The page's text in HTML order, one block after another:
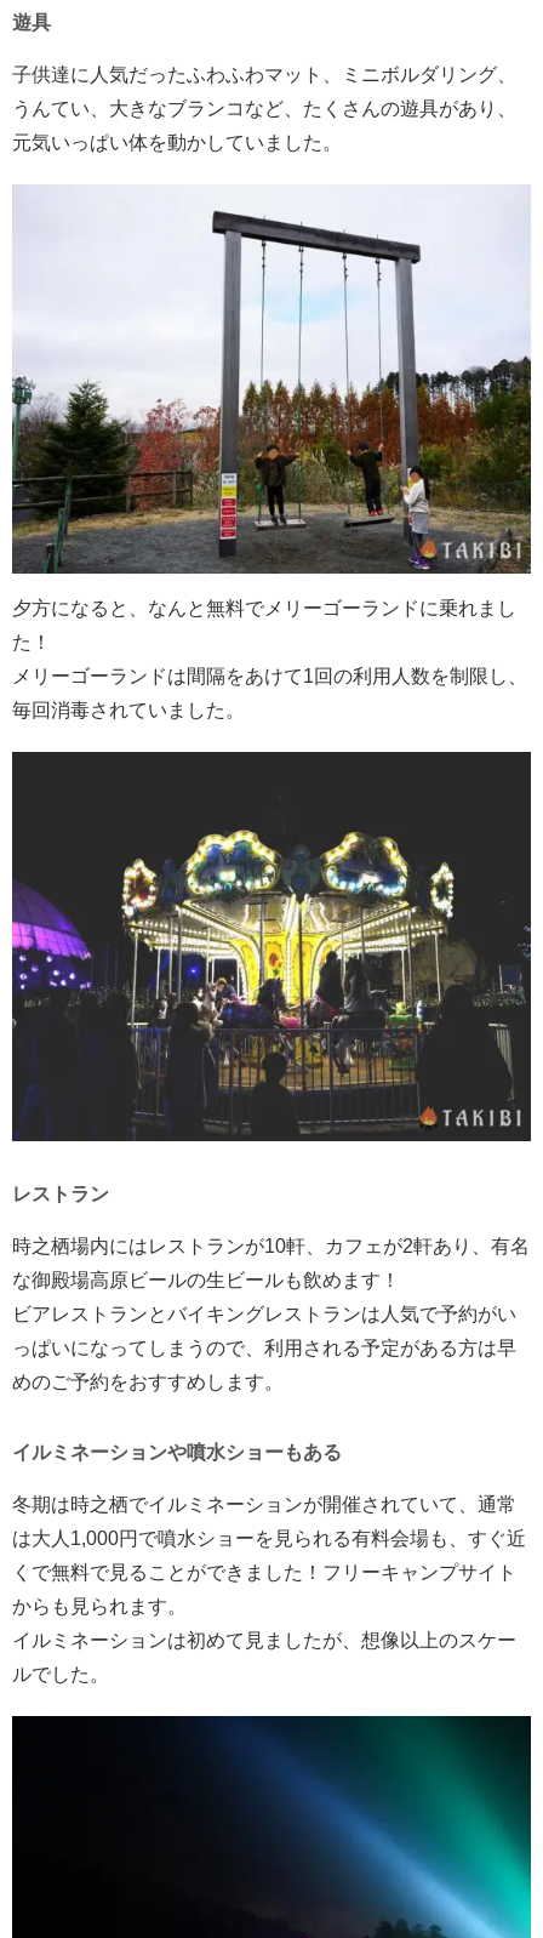
遊具
子供達に人気だったふわふわマット、ミニボルダリング、
うんてい、大きなブランコなど、たくさんの遊具があり、
元気いっぱい体を動かしていました。
夕方になると、なんと無料でメリーゴーランドに乗れまし
た！
メリーゴーランドは間隔をあけて1回の利用人数を制限し、
毎回消毒されていました。
レストラン
時之栖場内にはレストランが10軒、カフェが2軒あり、有名
な御殿場高原ビールの生ビールも飲めます！
ビアレストランとバイキングレストランは人気で予約がい
っぱいになってしまうので、利用される予定がある方は早
めのご予約をおすすめします。
イルミネーションや噴水ショーもある
冬期は時之栖でイルミネーションが開催されていて、通常
は大人1,000円で噴水ショーを見られる有料会場も、すぐ近
くで無料で見ることができました！フリーキャンプサイト
からも見られます。
イルミネーションは初めて見ましたが、想像以上のスケー
ルでした。